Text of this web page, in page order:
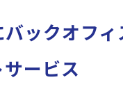
バックオフ
ービス